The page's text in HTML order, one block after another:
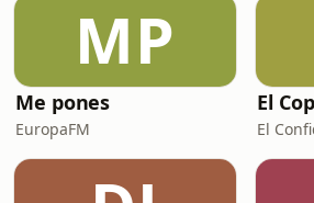
MP
Me pones
EuropaFM
El
El